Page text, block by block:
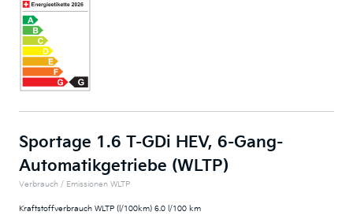
Sportage 1.6 T-GDi HEV, 6-Gang-
Automatikgetriebe (WLTP)
Verbrauch / Emissionen WLTP
Kraftstoffverbrauch WLTP (l/100km) 6.0 l/100 km